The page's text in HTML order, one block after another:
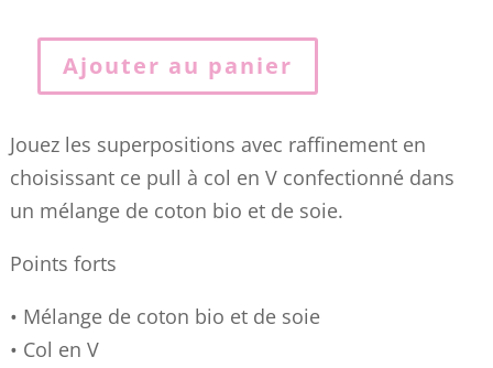
quantité
PULL
EN
COTON
ET
SOIE
COL
Ajouter au panier
Jouez les superpositions avec raffinement en
choisissant ce pull à col en V confectionné dans
un mélange de coton bio et de soie.
Points forts
• Mélange de coton bio et de soie
• Col en V